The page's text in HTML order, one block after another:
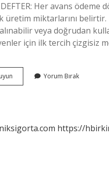
DEFTER: Her avans
üretim miktarlarını
veya doğrudan
için ilk tercih çizgisiz
Defter
Yorum Bırak
https://